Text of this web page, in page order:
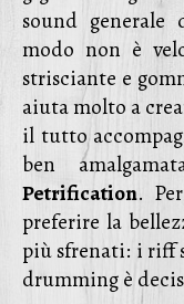
sound generale
modo non è
strisciante e
aiuta molto a
il tutto
ben
Petrification.
preferire la
più sfrenati: i riff
drumming è